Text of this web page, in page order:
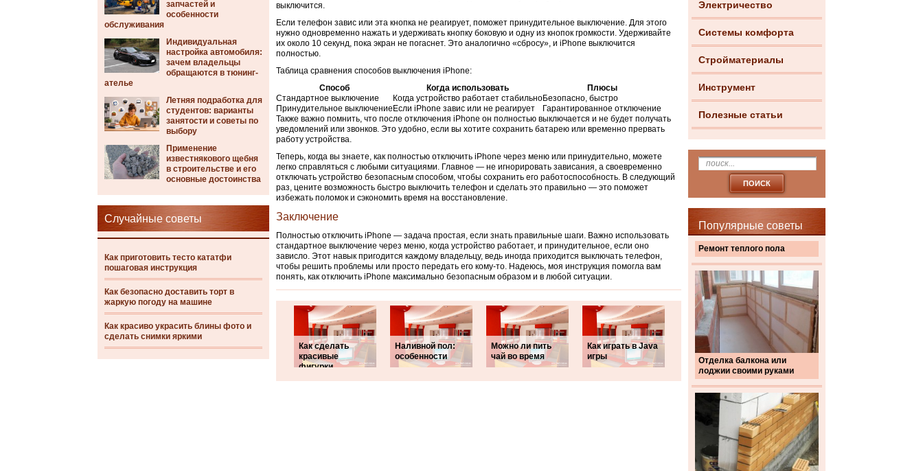
запчастей и
особенности
обслуживания
Индивидуальная
настройка автомобиля:
зачем владельцы
обращаются в тюнинг-
ателье
Летняя подработка для
студентов: варианты
занятости и советы по
выбору
Применение
известнякового щебня
в строительстве и его
основные достоинства
Случайные советы
Как приготовить тесто кататфи
пошаговая инструкция
Как безопасно доставить торт в
жаркую погоду на машине
Как красиво украсить блины фото и
сделать снимки яркими
Электричество
Системы комфорта
Стройматериалы
Инструмент
Полезные статьи
Популярные советы
Ремонт теплого пола
Отделка балкона или
лоджии своими руками
выключится.
Если телефон завис или эта кнопка не реагирует, поможет принудительное выключение. Для этого
нужно одновременно нажать и удерживать кнопку боковую и одну из кнопок громкости. Удерживайте
их около 10 секунд, пока экран не погаснет. Это аналогично «сбросу», и iPhone выключится
полностью.
Таблица сравнения способов выключения iPhone:
Способ
Когда использовать
Плюсы
Стандартное выключение
Когда устройство работает стабильноБезопасно, быстро
Принудительное выключение Если iPhone завис или не реагирует
Гарантированное отключение
Также важно помнить, что после отключения iPhone он полностью выключается и не будет получать
уведомлений или звонков. Это удобно, если вы хотите сохранить батарею или временно прервать
работу устройства.
Теперь, когда вы знаете, как полностью отключить iPhone через меню или принудительно, можете
легко справляться с любыми ситуациями. Главное — не игнорировать зависания, а своевременно
отключать устройство безопасным способом, чтобы сохранить его работоспособность. В следующий
раз, цените возможность быстро выключить телефон и сделать это правильно — это поможет
избежать поломок и сэкономить время на восстановление.
Заключение
Полностью отключить iPhone — задача простая, если знать правильные шаги. Важно использовать
стандартное выключение через меню, когда устройство работает, и принудительное, если оно
зависло. Этот навык пригодится каждому владельцу, ведь иногда приходится выключать телефон,
чтобы решить проблемы или просто передать его кому-то. Надеюсь, моя инструкция помогла вам
понять, как отключить iPhone максимально безопасным образом и в любой ситуации.
Как сделать
красивые
фигурки
Наливной пол:
особенности
Можно ли пить
чай во время
Как играть в Java
игры